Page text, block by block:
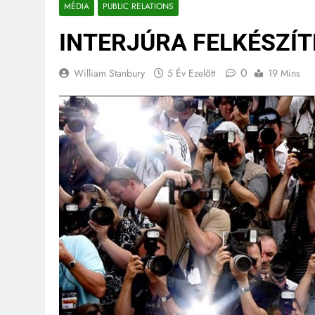
MÉDIA PUBLIC RELATIONS
INTERJÚRA
William Stanbury 5 Év Ezelőtt 0 19 Mins